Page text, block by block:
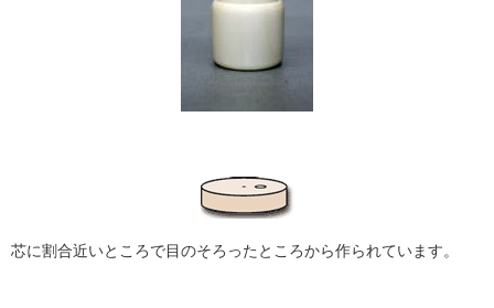
芯に割合近いところで目のそろったところから作られています。